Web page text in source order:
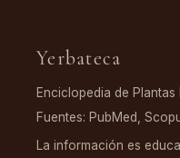
Yerbateca
Enciclopedia de
Fuentes: PubMed,
La información es